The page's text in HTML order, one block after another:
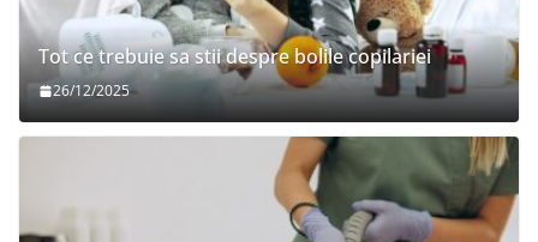
Tot ce trebuie sa stii despre bolile copilariei
26/12/2025